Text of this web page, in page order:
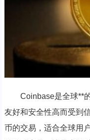
Coinbase是全球**
友好和安全性高而受到
币的交易，适合全球用